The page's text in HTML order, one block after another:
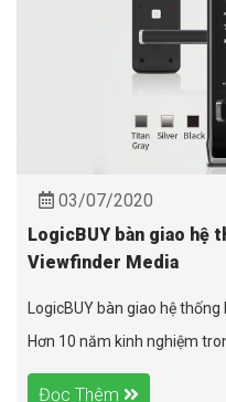
03/07/2020
LogicBUY bàn giao hệ
Viewfinder Media
LogicBUY bàn giao hệ
Hơn 10 năm kinh nghiệm
Đọc Thêm